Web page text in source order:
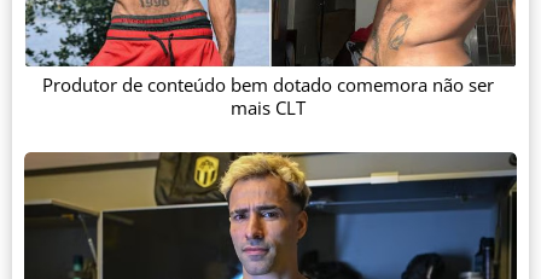
Produtor de conteúdo bem dotado comemora não ser
mais CLT